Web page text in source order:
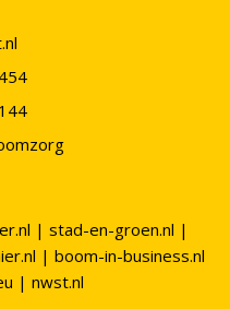
| stad-en-groen.nl |
| boom-in-business.nl
| nwst.nl